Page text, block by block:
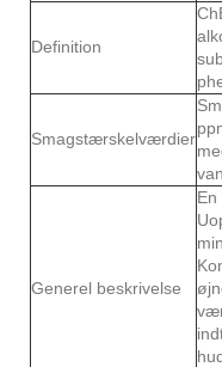
Definition
Smagstærskelværdier
Generel beskrivelse
En